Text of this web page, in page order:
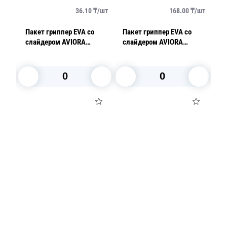
36.10₸/шт
Пакет гриппер EVA со
слайдером AVIORA
168.00₸/шт
Пакет гриппер EVA со
слайдером AVIORA